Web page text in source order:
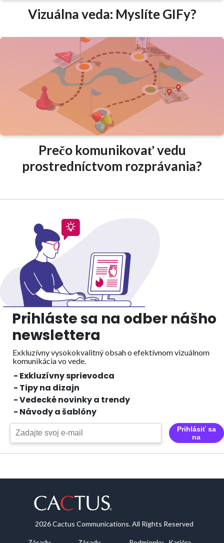
Vizuálna veda: Myslíte GIFy?
Prečo komunikovať vedu
prostredníctvom rozprávania?
Prihláste sa na odber nášho
newslettera
Exkluzívny vysokokvalitný obsah o efektívnom vizuálnom
komunikácia vo vede.
- Exkluzívny sprievodca
- Tipy na dizajn
- Vedecké novinky a trendy
- Návody a šablóny
Prihlásiť sa
na
2026 Cactus Communications. All Rights Reserved